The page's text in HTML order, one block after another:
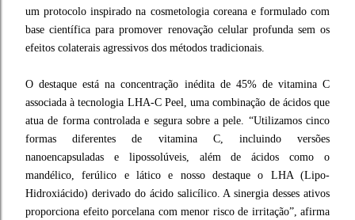
um protocolo inspirado na cosmetologia coreana e formulado com
base científica para promover renovação celular profunda sem os
efeitos colaterais agressivos dos métodos tradicionais.
O destaque está na concentração inédita de 45% de vitamina C
associada à tecnologia LHA-C Peel, uma combinação de ácidos que
atua de forma controlada e segura sobre a pele. “Utilizamos cinco
formas diferentes de vitamina C, incluindo versões
nanoencapsuladas e lipossolúveis, além de ácidos como o
mandélico, ferúlico e lático e nosso destaque o LHA (Lipo-
Hidroxiácido) derivado do ácido salicílico. A sinergia desses ativos
proporciona efeito porcelana com menor risco de irritação”, afirma